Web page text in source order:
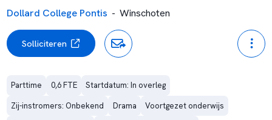
Dollard College Pontis - Winschoten
Solliciteren
Parttime 0,6 FTE
Startdatum: In overleg
Zij-instromers: Onbekend
Drama
Voortgezet onderwijs